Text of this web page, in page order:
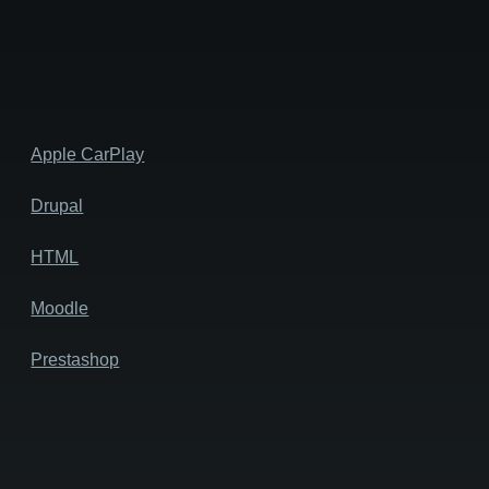
Apple CarPlay
Drupal
HTML
Moodle
Prestashop